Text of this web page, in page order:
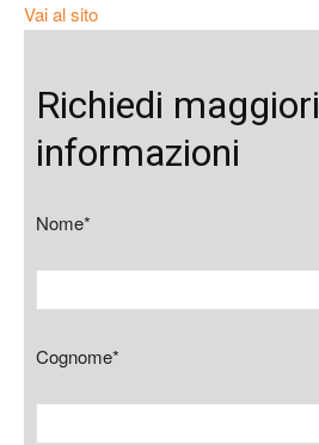
Vai al sito
Richiedi maggiori
informazioni
Nome*
Cognome*